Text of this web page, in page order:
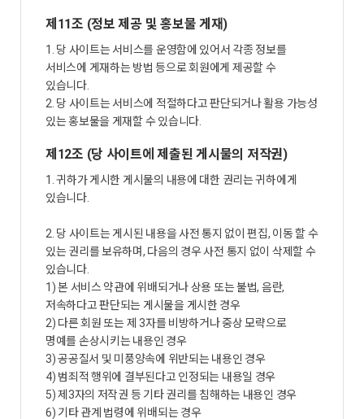
제11조 (정보 제공 및 홍보물 게재)
1. 당 사이트는 서비스를 운영함에 있어서 각종 정보를
서비스에 게재하는 방법 등으로 회원에게 제공할 수
있습니다.
2. 당 사이트는 서비스에 적절하다고 판단되거나 활용 가능성
있는 홍보물을 게재할 수 있습니다.
제12조 (당 사이트에 제출된 게시물의 저작권)
1. 귀하가 게시한 게시물의 내용에 대한 권리는 귀하에게
있습니다.
2. 당 사이트는 게시된 내용을 사전 통지 없이 편집, 이동 할 수
있는 권리를 보유하며, 다음의 경우 사전 통지 없이 삭제할 수
있습니다.
1) 본 서비스 약관에 위배되거나 상용 또는 불법, 음란,
저속하다고 판단되는 게시물을 게시한 경우
2) 다른 회원 또는 제 3자를 비방하거나 중상 모략으로
명예를 손상시키는 내용인 경우
3) 공공질서 및 미풍양속에 위반되는 내용인 경우
4) 범죄적 행위에 결부된다고 인정되는 내용일 경우
5) 제3자의 저작권 등 기타 권리를 침해하는 내용인 경우
6) 기타 관계 법령에 위배되는 경우